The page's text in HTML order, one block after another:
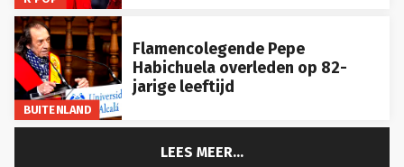
BUITENLAND
Flamencolegende Pepe
Habichuela overleden op 82-
jarige leeftijd
LEES MEER...